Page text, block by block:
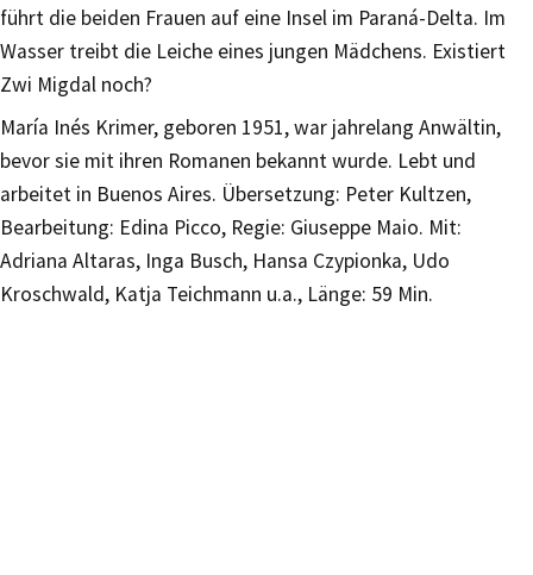
führt die beiden Frauen auf eine Insel im Paraná-Delta. Im
Wasser treibt die Leiche eines jungen Mädchens. Existiert
Zwi Migdal noch?
María Inés Krimer, geboren 1951, war jahrelang Anwältin,
bevor sie mit ihren Romanen bekannt wurde. Lebt und
arbeitet in Buenos Aires. Übersetzung: Peter Kultzen,
Bearbeitung: Edina Picco, Regie: Giuseppe Maio. Mit:
Adriana Altaras, Inga Busch, Hansa Czypionka, Udo
Kroschwald, Katja Teichmann u.a., Länge: 59 Min.